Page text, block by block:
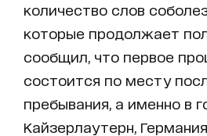
количество слов
которые продолжает
сообщил, что первое
состоится по месту
пребывания, а именно в
Кайзерлаутерн,